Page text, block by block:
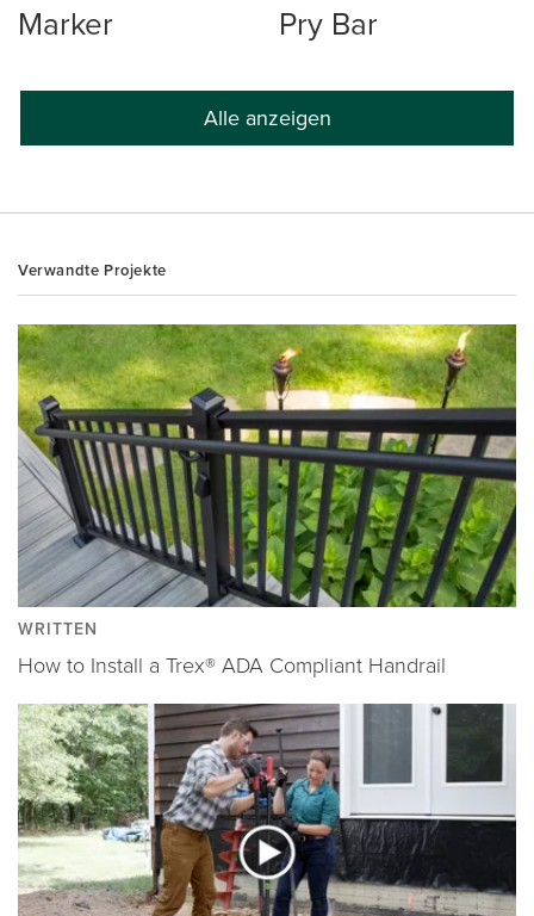
Marker Pry Bar
Alle anzeigen
Verwandte Projekte
WRITTEN
How to Install a Trex® ADA Compliant Handrail